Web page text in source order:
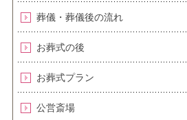
葬儀・葬儀後の流れ
お葬式の後
お葬式プラン
公営斎場